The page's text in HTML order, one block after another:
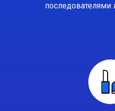
последователями